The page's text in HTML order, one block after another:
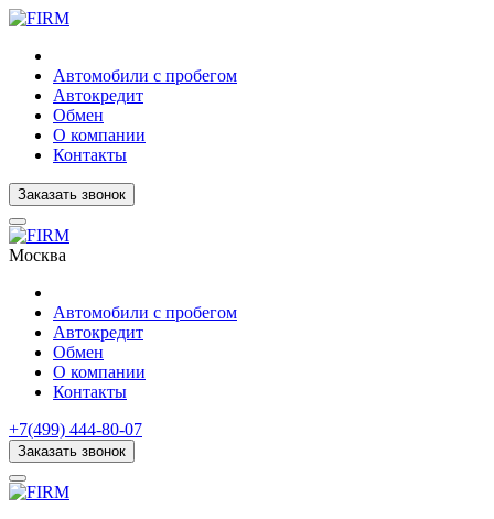
Автомобили с пробегом
Автокредит
Обмен
О компании
Контакты
Заказать звонок
Москва
Автомобили с пробегом
Автокредит
Обмен
О компании
Контакты
+7(499) 444-80-07
Заказать звонок